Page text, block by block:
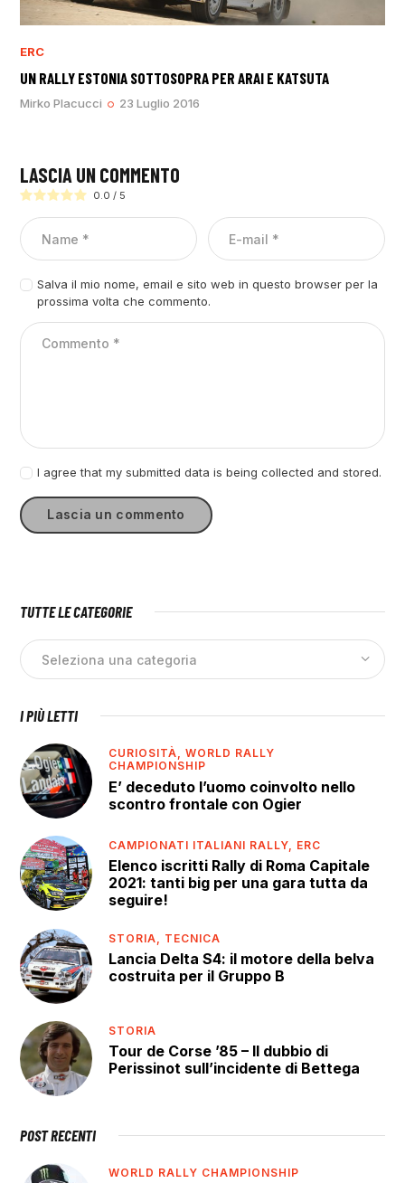
ERC
UN RALLY ESTONIA SOTTOSOPRA PER ARAI E KATSUTA
Mirko Placucci 23 Luglio 2016
LASCIA UN COMMENTO
0.0 / 5
Salva il mio nome, email e sito web in questo browser per la
prossima volta che commento.
I agree that my submitted data is being collected and stored.
TUTTE LE CATEGORIE
I PIÙ LETTI
CURIOSITÀ,WORLD RALLY
CHAMPIONSHIP
E’ deceduto l’uomo coinvolto nello
scontro frontale con Ogier
CAMPIONATI ITALIANI RALLY, ERC
Elenco iscritti Rally di Roma Capitale
2021: tanti big per una gara tutta da
seguire!
STORIA, TECNICA
Lancia Delta S4: il motore della belva
costruita per il Gruppo B
STORIA
Tour de Corse ’85 – Il dubbio di
Perissinot sull’incidente di Bettega
POST RECENTI
WORLD RALLY CHAMPIONSHIP